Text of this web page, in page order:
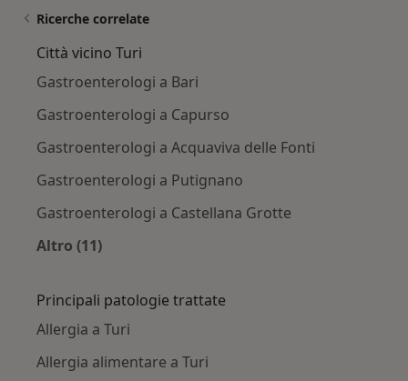
Ricerche correlate
Città vicino Turi
Gastroenterologi a Bari
Gastroenterologi a Capurso
Gastroenterologi a Acquaviva delle Fonti
Gastroenterologi a Putignano
Gastroenterologi a Castellana Grotte
Altro (11)
Principali patologie trattate
Allergia a Turi
Allergia alimentare a Turi